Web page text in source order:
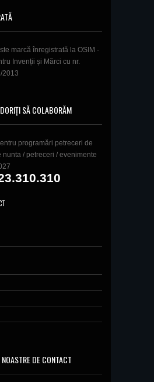
marcă înregistrată la OSIM -
Invenții și Mărci cu nr.
2013
SĂ COLABORĂM
programări petreceri de
nunta / petreceri / evenimente
DE CONTACT